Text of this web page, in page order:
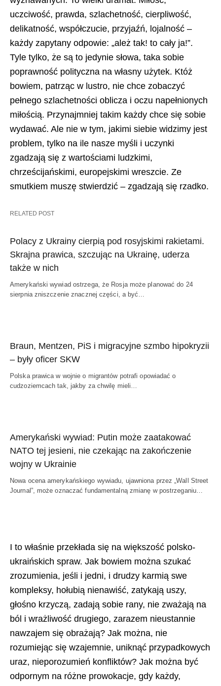
uczciwość, prawda, szlachetność, cierpliwość,
delikatność, współczucie, przyjaźń, lojalność –
każdy zapytany odpowie: „ależ tak! to cały ja!”.
Tyle tylko, że są to jedynie słowa, taka sobie
poprawność polityczna na własny użytek. Któż
bowiem, patrząc w lustro, nie chce zobaczyć
pełnego szlachetności oblicza i oczu napełnionych
miłością. Przynajmniej takim każdy chce się sobie
wydawać. Ale nie w tym, jakimi siebie widzimy jest
problem, tylko na ile nasze myśli i uczynki
zgadzają się z wartościami ludzkimi,
chrześcijańskimi, europejskimi wreszcie. Ze
smutkiem muszę stwierdzić – zgadzają się rzadko.
RELATED POST
Polacy z Ukrainy cierpią pod rosyjskimi rakietami.
Skrajna prawica, szczując na Ukrainę, uderza
także w nich
Amerykański wywiad ostrzega, że Rosja może planować do 24
sierpnia zniszczenie znacznej części, a być…
Braun, Mentzen, PiS i migracyjne szmbo hipokryzii
– były oficer SKW
Polska prawica w wojnie o migrantów potrafi opowiadać o
cudzoziemcach tak, jakby za chwilę mieli…
Amerykański wywiad: Putin może zaatakować
NATO tej jesieni, nie czekając na zakończenie
wojny w Ukrainie
Nowa ocena amerykańskiego wywiadu, ujawniona przez „Wall Street
Journal”, może oznaczać fundamentalną zmianę w postrzeganiu…
I to właśnie przekłada się na większość polsko-
ukraińskich spraw. Jak bowiem można szukać
zrozumienia, jeśli i jedni, i drudzy karmią swe
kompleksy, hołubią nienawiść, zatykają uszy,
głośno krzyczą, zadają sobie rany, nie zważają na
ból i wrażliwość drugiego, zarazem nieustannie
nawzajem się obrażają? Jak można, nie
rozumiejąc się wzajemnie, uniknąć przypadkowych
uraz, nieporozumień konfliktów? Jak można być
odpornym na różne prowokacje, gdy każdy,